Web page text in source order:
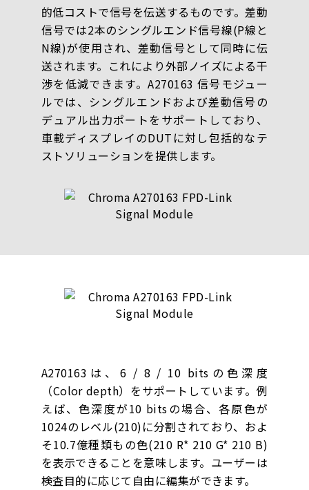
的低コストで信号を伝送するものです。差動
信号では2本のシングルエンド信号線(P線と
N線)が使用され、差動信号として同時に伝
送されます。これにより外部ノイズによる干
渉を低減できます。A270163 信号モジュー
ルでは、シングルエンドおよび差動信号の
デュアル出力ポートをサポートしており、
車載ディスプレイのDUTに対し包括的なテ
ストソリューションを提供します。
A270163は、6 / 8 / 10 bitsの色深度
（Color depth）をサポートしています。例
えば、色深度が10 bitsの場合、各原色が
1024のレベル(210)に分割されており、およ
そ10.7億種類もの色(210 R* 210 G* 210 B)
を表示できることを意味します。ユーザーは
検査目的に応じて自由に編集ができます。